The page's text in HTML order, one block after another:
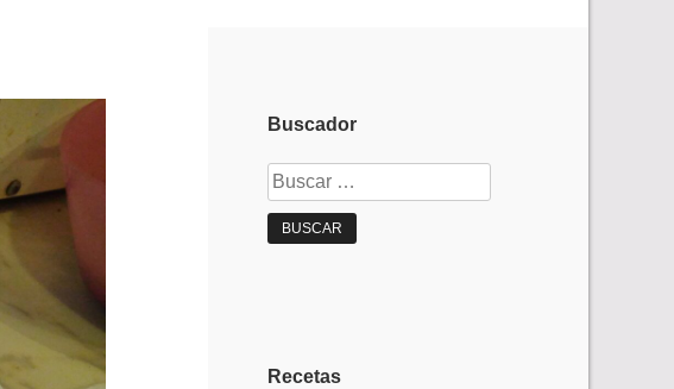
Buscador
Buscar:
Recetas